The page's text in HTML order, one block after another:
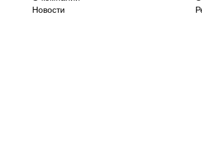
Новости